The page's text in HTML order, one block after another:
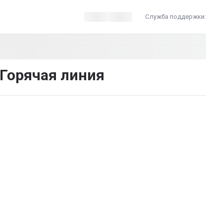
Служба поддержки:
Горячая линия